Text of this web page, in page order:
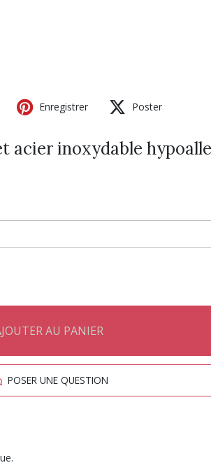
Enregistrer Poster
acier inoxydable
AU PANIER
POSER UNE QUESTION